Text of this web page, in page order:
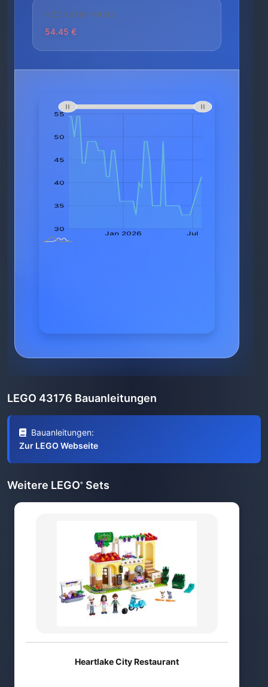
HÖCHSTER PREIS
54.45 €
LEGO 43176 Bauanleitungen
Bauanleitungen:
Zur LEGO Webseite
Weitere LEGO® Sets
Heartlake City Restaurant